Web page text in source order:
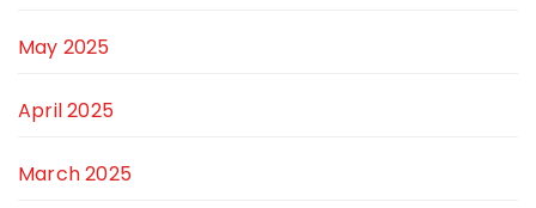
May 2025
April 2025
March 2025